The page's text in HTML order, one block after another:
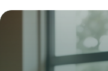
sophrologie :